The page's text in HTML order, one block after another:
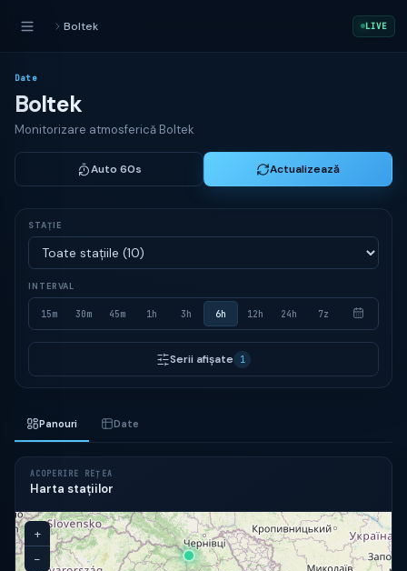
Boltek LIVE
Date
Boltek
Monitorizare atmosferică Boltek
Auto 60s Actualizează
STAȚIE
INTERVAL
15m 30m 45m 1h 3h 6h 12h 24h 7z
Serii afișate 1
Panouri Date
ACOPERIRE REȚEA
Harta stațiilor
+
−